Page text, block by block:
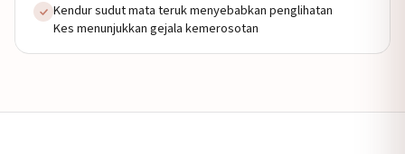
Kendur sudut mata teruk menyebabkan penglihatan
Kes menunjukkan gejala kemerosotan